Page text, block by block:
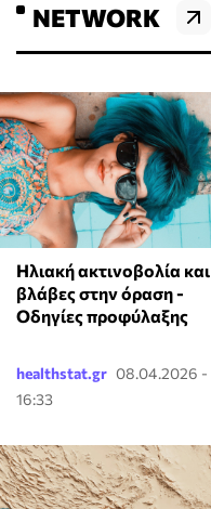
NETWORK
Ηλιακή ακτινοβολία και
βλάβες στην όραση -
Οδηγίες προφύλαξης
healthstat.gr 08.04.2026 -
16:33